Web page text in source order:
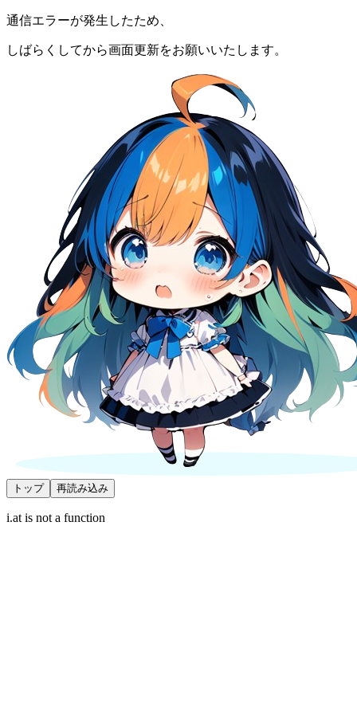
通信エラーが発生したため、
しばらくしてから画面更新をお願いいたします。
トップ 再読み込み
i.at is not a function